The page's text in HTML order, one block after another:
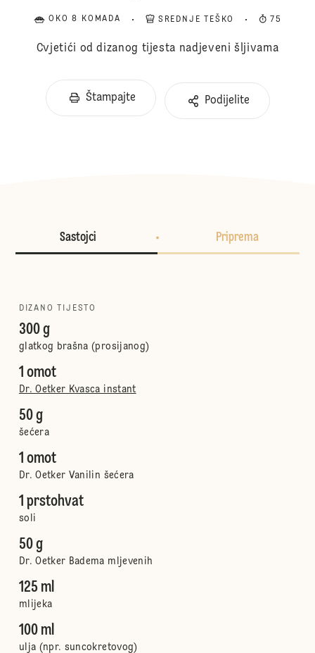
OKO 8 KOMADA SREDNJE TEŠKO 75
Cvjetići od dizanog tijesta nadjeveni šljivama
Štampajte Podijelite
Sastojci Priprema
DIZANO TIJESTO
300 g
glatkog brašna (prosijanog)
1 omot
Dr. Oetker Kvasca instant
50 g
šećera
1 omot
Dr. Oetker Vanilin šećera
1 prstohvat
soli
50 g
Dr. Oetker Badema mljevenih
125 ml
mlijeka
100 ml
ulja (npr. suncokretovog)